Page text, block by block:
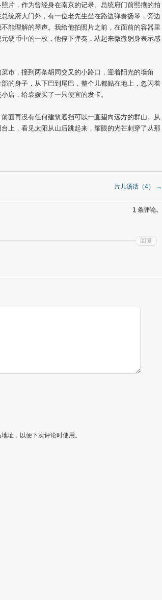
片，作为曾经身在南京的记录。总统府门前熙攘的拍
统府大门外，有一位老先生坐在路边弹奏扬琴，旁边
能理解的琴声。我给他拍照片之前，在面前的容器里
硬币中的一枚，他停下弹奏，站起来微微躬身表示感
市，撞到两条胡同交叉的小路口，迎着阳光的墙角
的身子，从下巴到尾巴，整个儿都贴在地上，忽闪着
店，给袁媛买了一只便宜的发卡。
面再没有任何建筑遮挡可以一直望向远方的群山。从
上，看见太阳从山后跳起来，耀眼的光芒刺穿了从那
片儿汤话（4） →
1 条评论。
回复
址，以便下次评论时使用。